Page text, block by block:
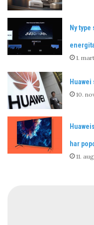
Ny
1.
10.
har
11.